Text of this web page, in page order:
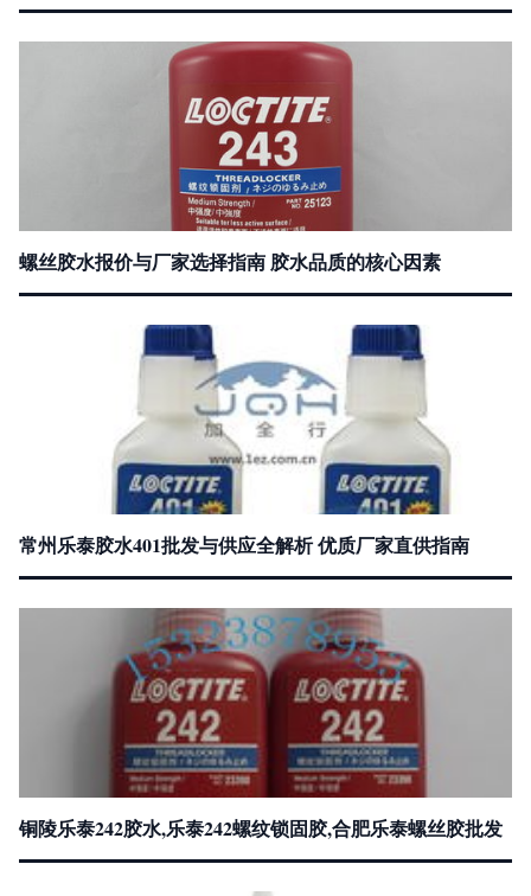
螺丝胶水报价与厂家选择指南 胶水品质的核心因素
常州乐泰胶水401批发与供应全解析 优质厂家直供指南
铜陵乐泰242胶水,乐泰242螺纹锁固胶,合肥乐泰螺丝胶批发